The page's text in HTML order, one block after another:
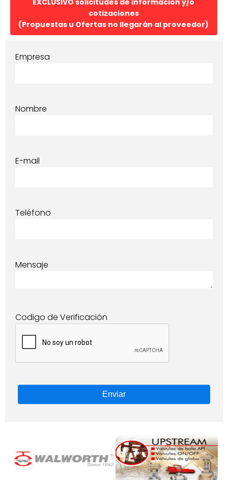
cotizaciones
(Propuestas u Ofertas no llegarán al proveedor)
Empresa
Nombre
E-mail
Teléfono
Mensaje
Codigo de Verificación
Enviar